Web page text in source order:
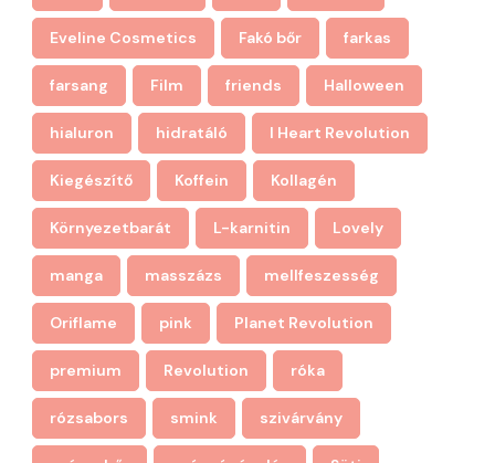
Eveline Cosmetics Fakó bőr farkas
farsang Film friends Halloween
hialuron hidratáló I Heart Revolution
Kiegészítő Koffein Kollagén
Környezetbarát L-karnitin Lovely
manga masszázs mellfeszesség
Oriflame pink Planet Revolution
premium Revolution róka
rózsabors smink szivárvány